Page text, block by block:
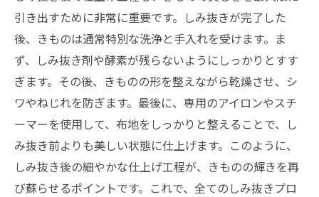
引き出すために非常に重要です。しみ抜きが完了した
後、きものは通常特別な洗浄と手入れを受けます。ま
ず、しみ抜き剤や酵素が残らないようにしっかりとすす
ぎます。その後、きものの形を整えながら乾燥させ、シ
ワやねじれを防ぎます。最後に、専用のアイロンやスチ
ーマーを使用して、布地をしっかりと整えることで、し
み抜き前よりも美しい状態に仕上げます。このように、
しみ抜き後の細やかな仕上げ工程が、きものの輝きを再
び蘇らせるポイントです。これで、全てのしみ抜きプロ